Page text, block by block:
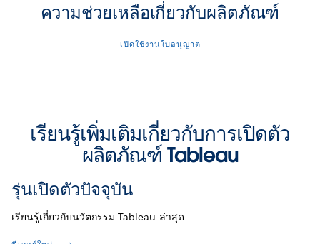
ความช่วยเหลือเกี่ยวกับผลิตภัณฑ์
เปิดใช้งานใบอนุญาต
เรียนรู้เพิ่มเติมเกี่ยวกับการเปิดตัว
ผลิตภัณฑ์ Tableau
รุ่นเปิดตัวปัจจุบัน
เรียนรู้เกี่ยวกับนวัตกรรม Tableau ล่าสุด